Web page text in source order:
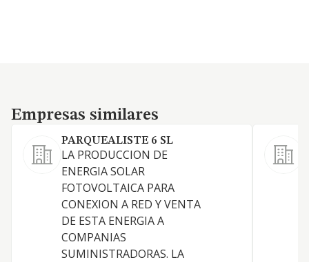
Empresas similares
Empresas similares
PARQUEALISTE 6 SL
LA PRODUCCION DE
ENERGIA SOLAR
FOTOVOLTAICA PARA
CONEXION A RED Y VENTA
DE ESTA ENERGIA A
COMPANIAS
SUMINISTRADORAS. LA